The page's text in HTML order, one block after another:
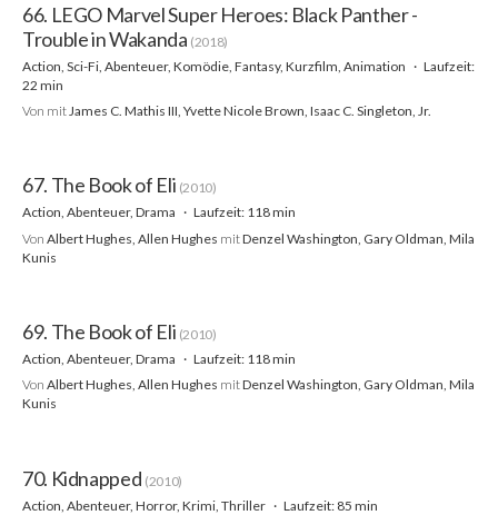
66. LEGO Marvel Super Heroes: Black Panther -
Trouble in Wakanda (2018)
Action, Sci-Fi, Abenteuer, Komödie, Fantasy, Kurzfilm, Animation
Laufzeit:
22 min
Von mitJames C. Mathis III, Yvette Nicole Brown, Isaac C. Singleton, Jr.
67. The Book of Eli (2010)
Action, Abenteuer, Drama
Laufzeit: 118 min
Von Albert Hughes, Allen Hughes mitDenzel Washington, Gary Oldman, Mila
Kunis
69. The Book of Eli (2010)
Action, Abenteuer, Drama
Laufzeit: 118 min
Von Albert Hughes, Allen Hughes mitDenzel Washington, Gary Oldman, Mila
Kunis
70. Kidnapped (2010)
Action, Abenteuer, Horror, Krimi, Thriller
Laufzeit: 85 min